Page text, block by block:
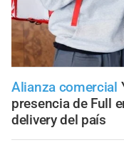
Alianza comercial
presencia de Full
delivery del país